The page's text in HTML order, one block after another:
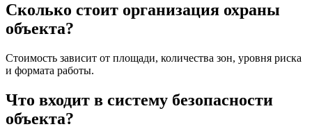
Сколько стоит организация охраны
объекта?
Стоимость зависит от площади, количества зон, уровня риска
и формата работы.
Что входит в систему безопасности
объекта?